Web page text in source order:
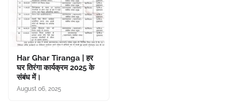
Har Ghar Tiranga | हर
घर तिरंगा कार्यक्रम 2025 के
संबंध में।
August 06, 2025